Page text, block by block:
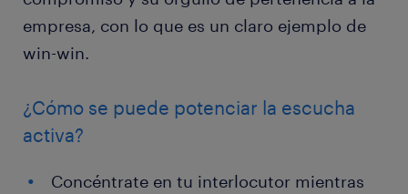
empresa, con lo que es un claro ejemplo de
win-win.
​¿Cómo se puede potenciar la escucha
activa?
C​oncéntrate en tu interlocutor mientras